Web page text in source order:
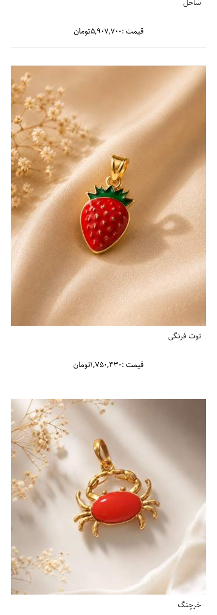
ساحل
قیمت :5,907,700تومان
توت فرنگی
قیمت :1,750,430تومان
خرچنگ